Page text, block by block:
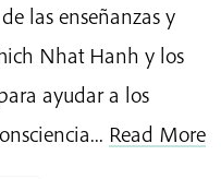
las enseñanzas y
Nhat Hanh y los
ayudar a los
Read More